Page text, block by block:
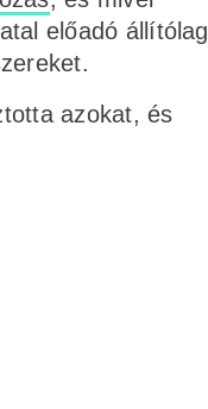
előadó állítólag
azokat, és